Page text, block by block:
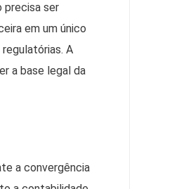
precisa ser
em um único
A
a base legal da
a convergência